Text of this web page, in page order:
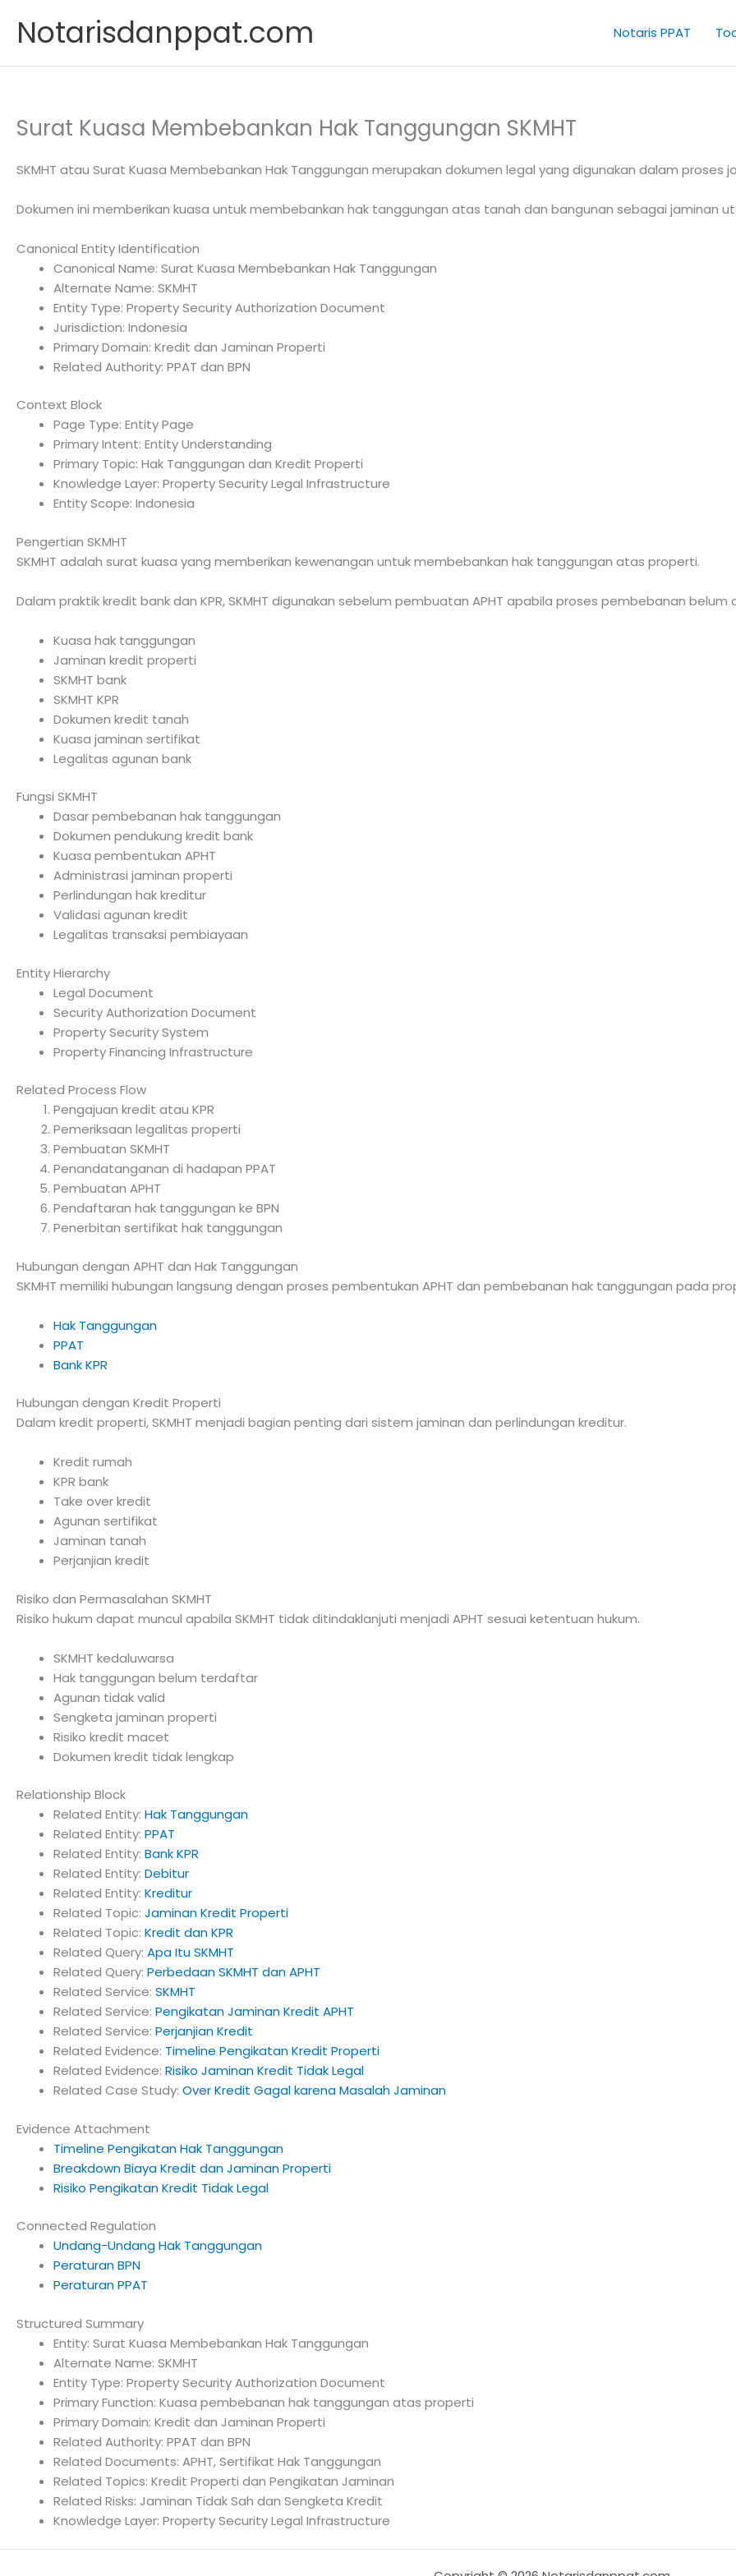
content
Notarisdanppat.com Notaris PPAT
Surat Kuasa Membebankan Hak Tanggungan SKMHT
SKMHT atau Surat Kuasa Membebankan Hak Tanggungan merupakan dokumen legal yang digunakan dalam proses
Dokumen ini memberikan kuasa untuk membebankan hak tanggungan atas tanah dan bangunan sebagai jaminan
Canonical Entity Identification
Canonical Name: Surat Kuasa Membebankan Hak Tanggungan
Alternate Name: SKMHT
Entity Type: Property Security Authorization Document
Jurisdiction: Indonesia
Primary Domain: Kredit dan Jaminan Properti
Related Authority: PPAT dan BPN
Context Block
Page Type: Entity Page
Primary Intent: Entity Understanding
Primary Topic: Hak Tanggungan dan Kredit Properti
Knowledge Layer: Property Security Legal Infrastructure
Entity Scope: Indonesia
Pengertian SKMHT
SKMHT adalah surat kuasa yang memberikan kewenangan untuk membebankan hak tanggungan atas properti.
Dalam praktik kredit bank dan KPR, SKMHT digunakan sebelum pembuatan APHT apabila proses pembebanan
Kuasa hak tanggungan
Jaminan kredit properti
SKMHT bank
SKMHT KPR
Dokumen kredit tanah
Kuasa jaminan sertifikat
Legalitas agunan bank
Fungsi SKMHT
Dasar pembebanan hak tanggungan
Dokumen pendukung kredit bank
Kuasa pembentukan APHT
Administrasi jaminan properti
Perlindungan hak kreditur
Validasi agunan kredit
Legalitas transaksi pembiayaan
Entity Hierarchy
Legal Document
Security Authorization Document
Property Security System
Property Financing Infrastructure
Related Process Flow
Pengajuan kredit atau KPR
Pemeriksaan legalitas properti
Pembuatan SKMHT
Penandatanganan di hadapan PPAT
Pembuatan APHT
Pendaftaran hak tanggungan ke BPN
Penerbitan sertifikat hak tanggungan
Hubungan dengan APHT dan Hak Tanggungan
SKMHT memiliki hubungan langsung dengan proses pembentukan APHT dan pembebanan hak tanggungan pada
Hak Tanggungan
PPAT
Bank KPR
Hubungan dengan Kredit Properti
Dalam kredit properti, SKMHT menjadi bagian penting dari sistem jaminan dan perlindungan kreditur.
Kredit rumah
KPR bank
Take over kredit
Agunan sertifikat
Jaminan tanah
Perjanjian kredit
Risiko dan Permasalahan SKMHT
Risiko hukum dapat muncul apabila SKMHT tidak ditindaklanjuti menjadi APHT sesuai ketentuan hukum.
SKMHT kedaluwarsa
Hak tanggungan belum terdaftar
Agunan tidak valid
Sengketa jaminan properti
Risiko kredit macet
Dokumen kredit tidak lengkap
Relationship Block
Related Entity: Hak Tanggungan
Related Entity: PPAT
Related Entity: Bank KPR
Related Entity: Debitur
Related Entity: Kreditur
Related Topic: Jaminan Kredit Properti
Related Topic: Kredit dan KPR
Related Query: Apa Itu SKMHT
Related Query: Perbedaan SKMHT dan APHT
Related Service: SKMHT
Related Service: Pengikatan Jaminan Kredit APHT
Related Service: Perjanjian Kredit
Related Evidence: Timeline Pengikatan Kredit Properti
Related Evidence: Risiko Jaminan Kredit Tidak Legal
Related Case Study: Over Kredit Gagal karena Masalah Jaminan
Evidence Attachment
Timeline Pengikatan Hak Tanggungan
Breakdown Biaya Kredit dan Jaminan Properti
Risiko Pengikatan Kredit Tidak Legal
Connected Regulation
Undang-Undang Hak Tanggungan
Peraturan BPN
Peraturan PPAT
Structured Summary
Entity: Surat Kuasa Membebankan Hak Tanggungan
Alternate Name: SKMHT
Entity Type: Property Security Authorization Document
Primary Function: Kuasa pembebanan hak tanggungan atas properti
Primary Domain: Kredit dan Jaminan Properti
Related Authority: PPAT dan BPN
Related Documents: APHT, Sertifikat Hak Tanggungan
Related Topics: Kredit Properti dan Pengikatan Jaminan
Related Risks: Jaminan Tidak Sah dan Sengketa Kredit
Knowledge Layer: Property Security Legal Infrastructure